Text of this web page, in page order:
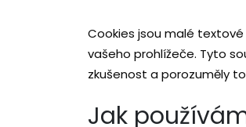
Cookies jsou malé
vašeho prohlížeče. Tyto
zkušenost a porozuměly
Jak